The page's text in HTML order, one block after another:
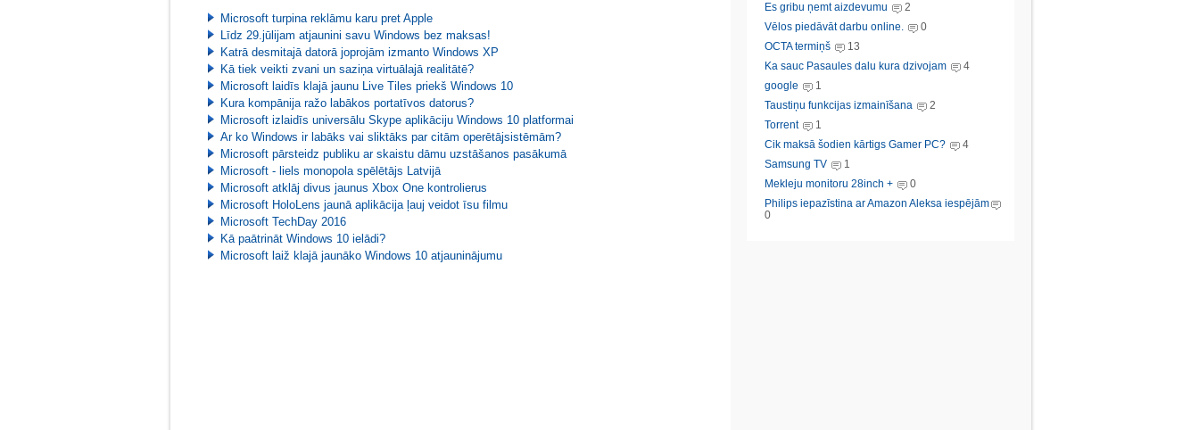
Es gribu ņemt aizdevumu
2
Vēlos piedāvāt darbu online.
0
OCTA termiņš
13
Ka sauc Pasaules dalu kura dzivojam
4
google
1
Taustiņu funkcijas izmainīšana
2
Torrent
1
Cik maksā šodien kārtigs Gamer PC?
4
Samsung TV
1
Mekleju monitoru 28inch +
0
Philips iepazīstina ar Amazon Aleksa iespējām
0
Microsoft turpina reklāmu karu pret Apple
Līdz 29.jūlijam atjaunini savu Windows bez maksas!
Katrā desmitajā datorā joprojām izmanto Windows XP
Kā tiek veikti zvani un saziņa virtuālajā realitātē?
Microsoft laidīs klajā jaunu Live Tiles priekš Windows 10
Kura kompānija ražo labākos portatīvos datorus?
Microsoft izlaidīs universālu Skype aplikāciju Windows 10 platformai
Ar ko Windows ir labāks vai sliktāks par citām operētājsistēmām?
Microsoft pārsteidz publiku ar skaistu dāmu uzstāšanos pasākumā
Microsoft - liels monopola spēlētājs Latvijā
Microsoft atklāj divus jaunus Xbox One kontrolierus
Microsoft HoloLens jaunā aplikācija ļauj veidot īsu filmu
Microsoft TechDay 2016
Kā paātrināt Windows 10 ielādi?
Microsoft laiž klajā jaunāko Windows 10 atjauninājumu